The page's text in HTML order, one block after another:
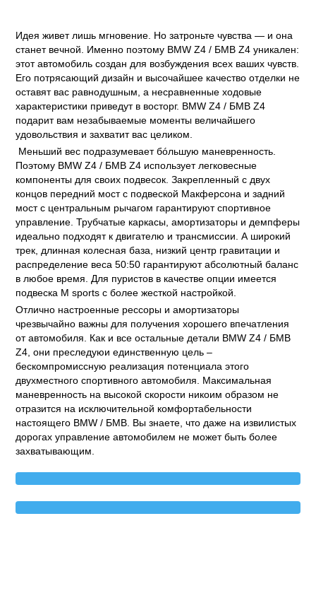
Идея живет лишь мгновение. Но затроньте чувства — и она
станет вечной. Именно поэтому BMW Z4 / БМВ Z4 уникален:
этот автомобиль создан для возбуждения всех ваших чувств.
Его потрясающий дизайн и высочайшее качество отделки не
оставят вас равнодушным, а несравненные ходовые
характеристики приведут в восторг. BMW Z4 / БМВ Z4
подарит вам незабываемые моменты величайшего
удовольствия и захватит вас целиком.
Меньший вес подразумевает бóльшую маневренность.
Поэтому BMW Z4 / БМВ Z4 использует легковесные
компоненты для своих подвесок. Закрепленный с двух
концов передний мост с подвеской Макферсона и задний
мост с центральным рычагом гарантируют спортивное
управление. Трубчатые каркасы, амортизаторы и демпферы
идеально подходят к двигателю и трансмиссии. А широкий
трек, длинная колесная база, низкий центр гравитации и
распределение веса 50:50 гарантируют абсолютный баланс
в любое время. Для пуристов в качестве опции имеется
подвеска M sports с более жесткой настройкой.
Отлично настроенные рессоры и амортизаторы
чрезвычайно важны для получения хорошего впечатления
от автомобиля. Как и все остальные детали BMW Z4 / БМВ
Z4, они преследуюи единственную цель –
бескомпромиссную реализация потенциала этого
двухместного спортивного автомобиля. Максимальная
маневренность на высокой скорости никоим образом не
отразится на исключительной комфортабельности
настоящего BMW / БМВ. Вы знаете, что даже на извилистых
дорогах управление автомобилем не может быть более
захватывающим.